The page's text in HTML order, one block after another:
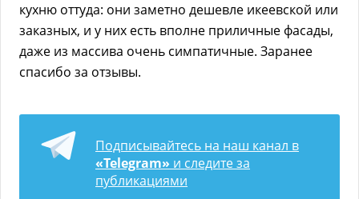
кухню оттуда: они заметно дешевле икеевской или
заказных, и у них есть вполне приличные фасады,
даже из массива очень симпатичные. Заранее
спасибо за отзывы.
Подписывайтесь на наш канал в
«Telegram» и следите за
публикациями